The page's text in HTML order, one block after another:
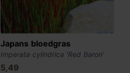
Japans bloedgras
Imperata cylindrica 'Red Baron'
5,49